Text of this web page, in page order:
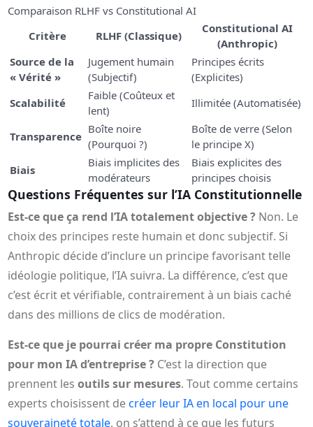
Comparaison RLHF vs Constitutional AI
Critère
RLHF (Classique)
Constitutional AI
(Anthropic)
Source de la
« Vérité »
Jugement humain
(Subjectif)
Principes écrits
(Explicites)
Scalabilité
Faible (Coûteux et
lent)
Illimitée (Automatisée)
Transparence
Boîte noire
(Pourquoi ?)
Boîte de verre (Selon
le principe X)
Biais
Biais implicites des
modérateurs
Biais explicites des
principes choisis
Questions Fréquentes sur l’IA Constitutionnelle
Est-ce que ça rend l’IA totalement objective ? Non. Le
choix des principes reste humain et donc subjectif. Si
Anthropic décide d’inclure un principe favorisant telle
idéologie politique, l’IA suivra. La différence, c’est que
c’est écrit et vérifiable, contrairement à un biais caché
dans des millions de clics de modération.
Est-ce que je pourrai créer ma propre Constitution
pour mon IA d’entreprise ? C’est la direction que
prennent lesoutils sur mesures. Tout comme certains
experts choisissent decréer leur IA en local pour une
souveraineté totale, on s’attend à ce que les futurs